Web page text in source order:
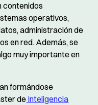
contenidos
operativos,
administración de
en red. Además, se
muy importante en
formándose
de Inteligencia